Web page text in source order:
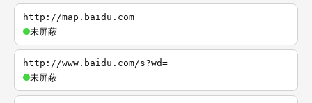
http://map.baidu.com
未屏蔽
http://www.baidu.com/s?wd=
未屏蔽